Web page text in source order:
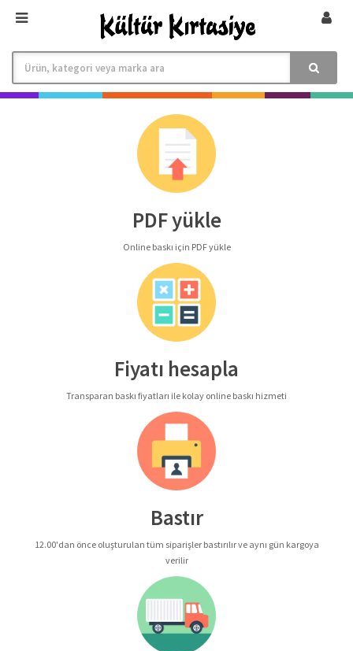
PDF yükle
Online baskı için PDF yükle
Fiyatı hesapla
Transparan baskı fiyatları ile kolay online baskı hizmeti
Bastır
12.00'dan önce oluşturulan tüm siparişler bastırılır ve aynı gün kargoya
verilir